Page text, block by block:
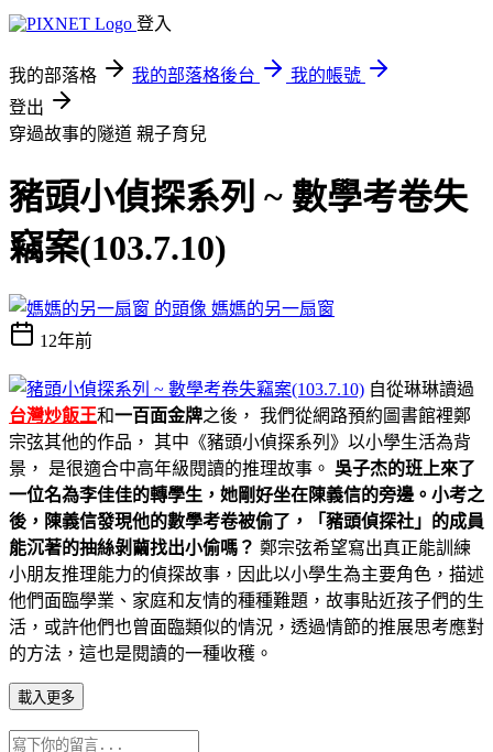
登入
我的部落格 我的部落格後台
我的帳號
登出
穿過故事的隧道 親子育兒
豬頭小偵探系列 ~ 數學考卷失
竊案(103.7.10)
媽媽的另一扇窗
12年前
自從琳琳讀過
台灣炒飯王和一百面金牌之後， 我們從網路預約圖書館裡鄭
宗弦其他的作品， 其中《豬頭小偵探系列》以小學生活為背
景， 是很適合中高年級閱讀的推理故事。 吳子杰的班上來了
一位名為李佳佳的轉學生，她剛好坐在陳義信的旁邊。小考之
後，陳義信發現他的數學考卷被偷了，「豬頭偵探社」的成員
能沉著的抽絲剝繭找出小偷嗎？ 鄭宗弦希望寫出真正能訓練
小朋友推理能力的偵探故事，因此以小學生為主要角色，描述
他們面臨學業、家庭和友情的種種難題，故事貼近孩子們的生
活，或許他們也曾面臨類似的情況，透過情節的推展思考應對
的方法，這也是閱讀的一種收穫。
載入更多